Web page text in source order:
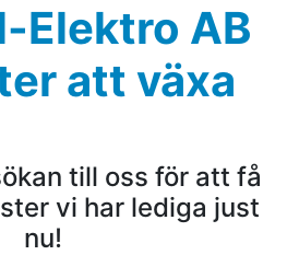
Elektro AB
att växa
till oss för att få
vi har lediga just
nu!